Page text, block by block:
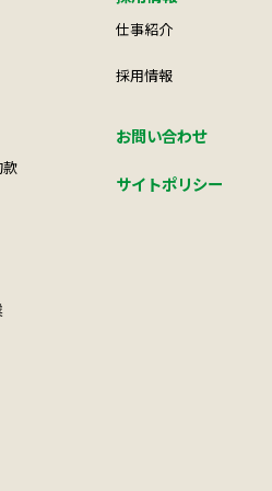
仕事紹介
採用情報
お問い合わせ
サイトポリシー